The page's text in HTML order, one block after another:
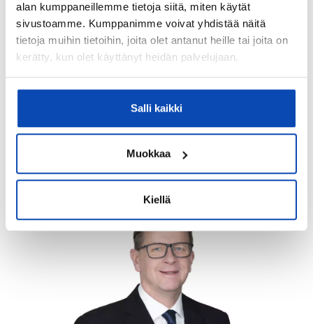
alan kumppaneillemme tietoja siitä, miten käytät
sivustoamme. Kumppanimme voivat yhdistää näitä
tietoja muihin tietoihin, joita olet antanut heille tai joita on
kerätty, kun olet käyttänyt heidän palvelujaan.
Salli kaikki
Muokkaa
Kiellä
Anniina Ukkonen
Hallinnon assistentti
+358 20 753 4000